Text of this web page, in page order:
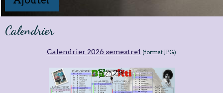
Calendrier
Calendrier 2026 semestre1 (format JPG)